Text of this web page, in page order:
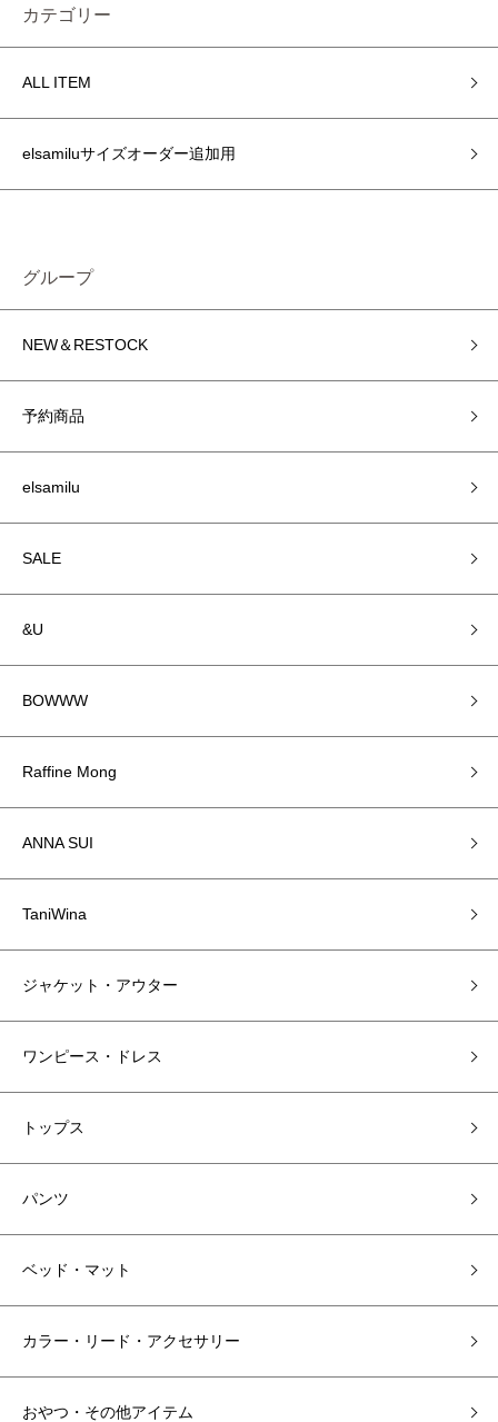
カテゴリー
ALL ITEM
elsamiluサイズオーダー追加用
グループ
NEW＆RESTOCK
予約商品
elsamilu
SALE
&U
BOWWW
Raffine Mong
ANNA SUI
TaniWina
ジャケット・アウター
ワンピース・ドレス
トップス
パンツ
ベッド・マット
カラー・リード・アクセサリー
おやつ・その他アイテム